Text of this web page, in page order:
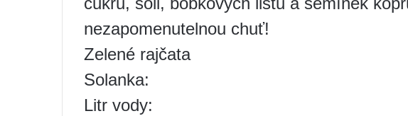
nezapomenutelnou chuť!
Zelené rajčata
Solanka:
Litr vody: